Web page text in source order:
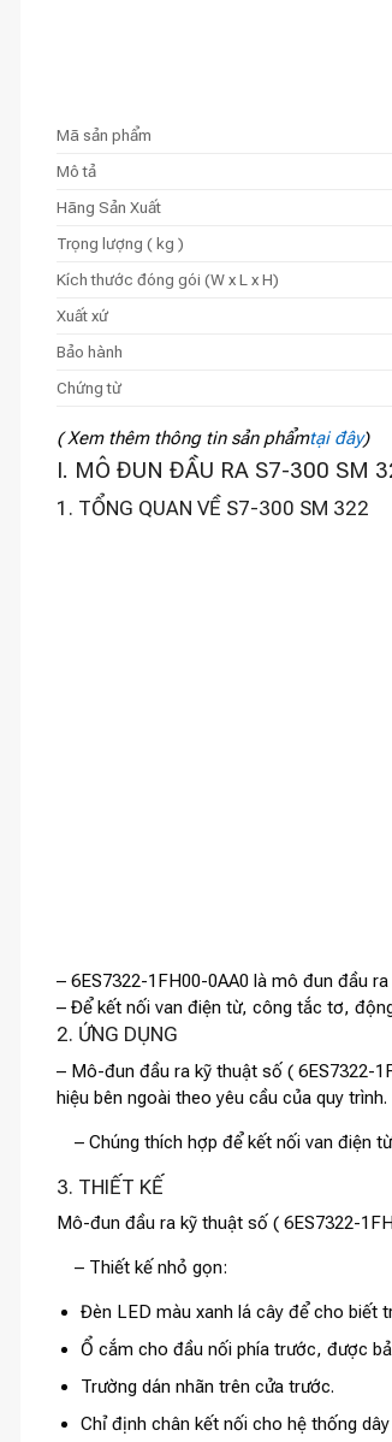
Mã sản phẩm
Mô tả
Hãng Sản Xuất
Trọng lượng ( kg )
Kích thước đóng gói (W x L x H)
Xuất xứ
Bảo hành
Chứng từ
( Xem thêm thông tin sản phẩmtại đây)
I. MÔ ĐUN ĐẦU RA S7-300 SM
1. TỔNG QUAN VỀ S7-300 SM 322
– 6ES7322-1FH00-0AA0 là mô đun đầu
– Để kết nối van điện từ, công tắc tơ,
2. ỨNG DỤNG
– Mô-đun đầu ra kỹ thuật số ( 6ES7322-
hiệu bên ngoài theo yêu cầu của quy trình.
– Chúng thích hợp để kết nối van điện
3. THIẾT KẾ
Mô-đun đầu ra kỹ thuật số ( 6ES7322-
– Thiết kế nhỏ gọn:
Đèn LED màu xanh lá cây để cho biết
Ổ cắm cho đầu nối phía trước, được
Trường dán nhãn trên cửa trước.
Chỉ định chân kết nối cho hệ thống